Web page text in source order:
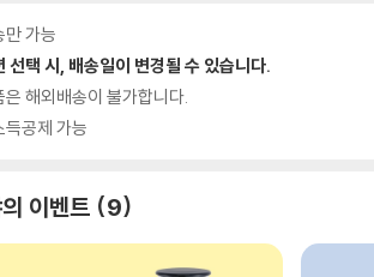
만 가능
선택 시, 배송일이 변경될 수 있습니다.
은 해외배송이 불가합니다.
득공제 가능
이벤트 9